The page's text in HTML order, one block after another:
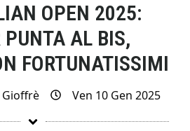
OPEN 2025:
PUNTA AL BIS,
FORTUNATISSIMI
Ven 10 Gen 2025